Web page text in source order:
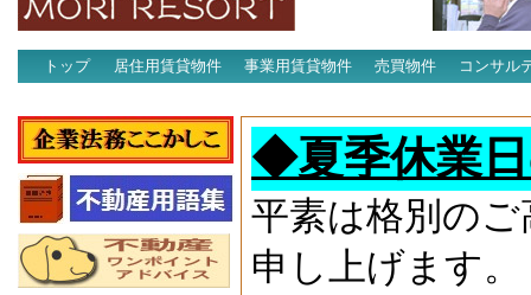
トップ 居住用賃貸物件 事業用賃貸物件 売買物件
コンサル
◆夏季休業
平素は格別の
申し上げます。